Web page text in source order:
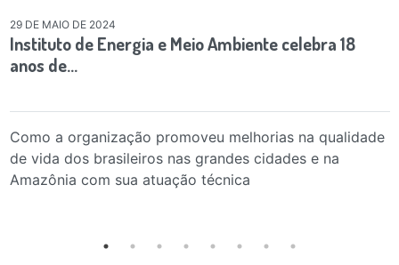
29 DE MAIO DE 2024
Instituto de Energia e Meio Ambiente celebra 18
anos de…
Como a organização promoveu melhorias na qualidade
de vida dos brasileiros nas grandes cidades e na
Amazônia com sua atuação técnica